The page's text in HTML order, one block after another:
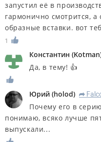
запустил её в
гармонично смотрится, а
образные вставки. вот
1
Константин (Kotman
Да, в тему! 👍
Юрий (holod) R
Почему его в
понимаю, всяко лучше
выпускали...